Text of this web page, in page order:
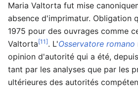
Maria Valtorta fut mise
absence d'imprimatur. Obligation
1975 pour des ouvrages comme
Valtorta[11]. L'Osservatore romano
opinion d'autorité qui a été,
tant par les analyses que par les
ultérieures des autorités